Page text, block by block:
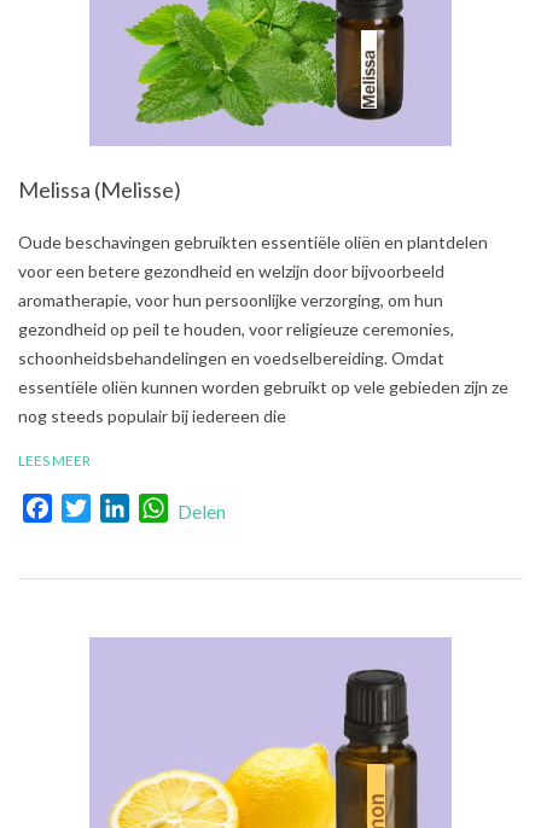
Melissa (Melisse)
2021-
Oude beschavingen gebruikten essentiële oliën en plantdelen
voor een betere gezondheid en welzijn door bijvoorbeeld
aromatherapie, voor hun persoonlijke verzorging, om hun
gezondheid op peil te houden, voor religieuze ceremonies,
schoonheidsbehandelingen en voedselbereiding. Omdat
essentiële oliën kunnen worden gebruikt op vele gebieden zijn ze
nog steeds populair bij iedereen die
LEES MEER
FacebookTwitterLinkedInWhatsApp
Delen